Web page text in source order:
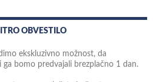
OBVESTILO
ekskluzivno možnost, da
bomo predvajali brezplačno 1 dan.